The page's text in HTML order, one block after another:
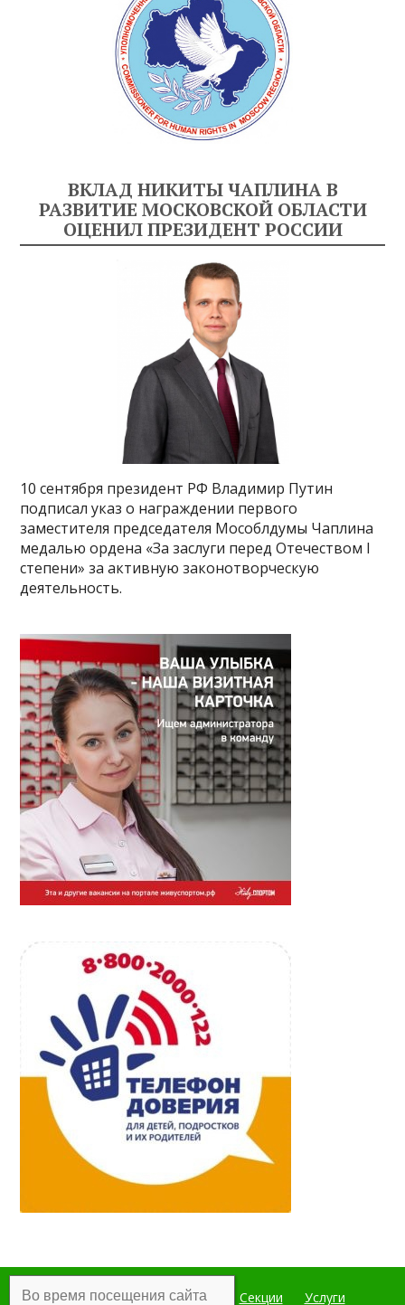
ВКЛАД НИКИТЫ ЧАПЛИНА В
РАЗВИТИЕ МОСКОВСКОЙ ОБЛАСТИ
ОЦЕНИЛ ПРЕЗИДЕНТ РОССИИ
10 сентября президент РФ Владимир Путин
подписал указ о награждении первого
заместителя председателя Мособлдумы Чаплина
медалью ордена «За заслуги перед Отечеством I
степени» за активную законотворческую
деятельность.
Главная Мероприятия Секции Услуги
Во время посещения сайта